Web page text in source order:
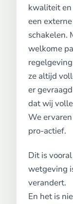
kwaliteit
een
schakelen.
welkome
ze altijd
er
dat wij
We
pro-actief.
Dit is
wetgeving
verandert.
En het is